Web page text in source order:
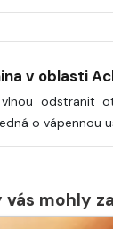
v oblasti
vlnou odstranit
o vápennou
vás mohly